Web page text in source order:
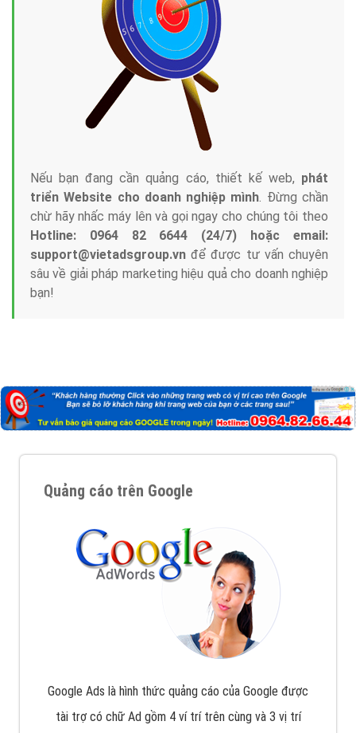
Nếu bạn đang cần quảng cáo, thiết kế web, phát
triển Website cho doanh nghiệp mình. Đừng chần
chừ hãy nhấc máy lên và gọi ngay cho chúng tôi theo
Hotline: 0964 82 6644 (24/7) hoặc email:
support@vietadsgroup.vn để được tư vấn chuyên
sâu về giải pháp marketing hiệu quả cho doanh nghiệp
bạn!
Quảng cáo trên Google
Google Ads là hình thức quảng cáo của Google được
tài trợ có chữ Ad gồm 4 ví trí trên cùng và 3 vị trí